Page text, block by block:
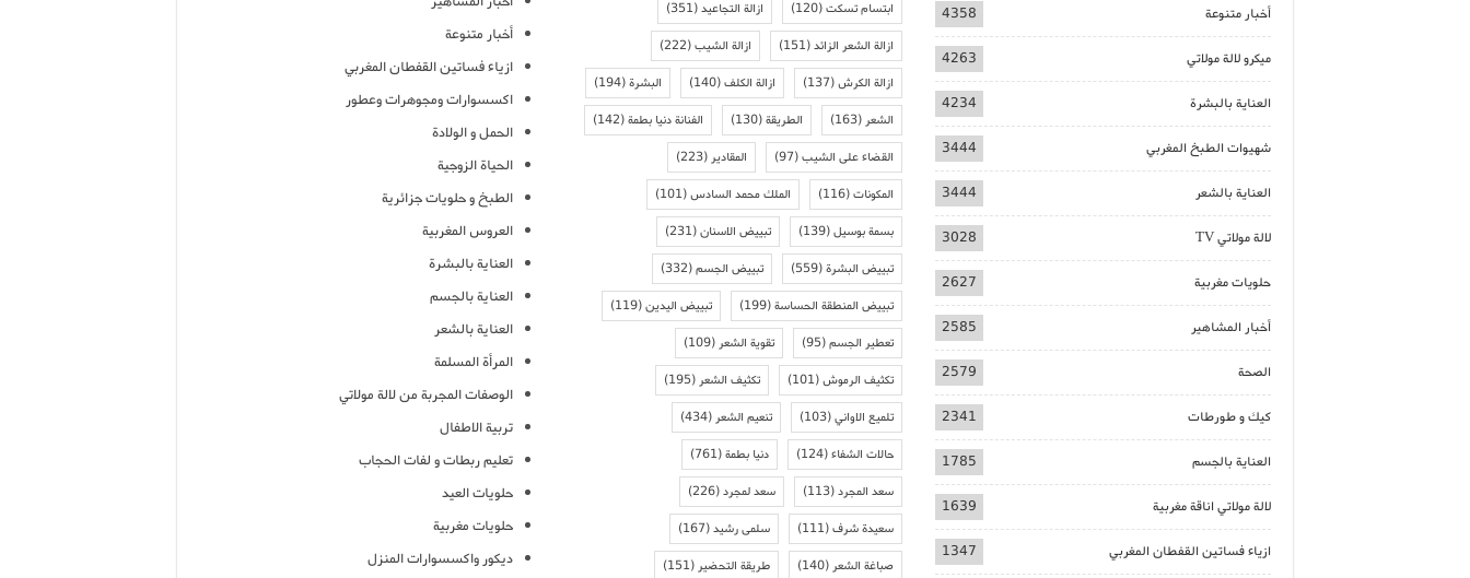
أخبار متنوعة 4358
ميكرو لالة مولاتي 4263
العناية بالبشرة 4234
شهيوات الطبخ المغربي 3444
العناية بالشعر 3444
لالة مولاتي TV 3028
حلويات مغربية 2627
أخبار المشاهير 2585
الصحة 2579
كيك و طورطات 2341
العناية بالجسم 1785
لالة مولاتي اناقة مغربية 1639
ازياء فساتين القفطان المغربي 1347
ابتسام تسكت(120) ازالة التجاعيد(351)
ازالة الشعر الزائد(151) ازالة الشيب(222)
ازالة الكرش(137) ازالة الكلف(140) البشرة(194)
الشعر(163) الطريقة(130) الفنانة دنيا بطمة(142)
القضاء على الشيب(97) المقادير(223)
المكونات(116) الملك محمد السادس(101)
بسمة بوسيل(139) تبييض الاسنان(231)
تبييض البشرة(559) تبييض الجسم(332)
تبييض المنطقة الحساسة(199) تبييض اليدين(119)
تعطير الجسم(95) تقوية الشعر(109)
تكثيف الرموش(101) تكثيف الشعر(195)
تلميع الاواني(103) تنعيم الشعر(434)
حالات الشفاء(124) دنيا بطمة(761)
سعد المجرد(113) سعد لمجرد(226)
سعيدة شرف(111) سلمى رشيد(167)
صباغة الشعر(140) طريقة التحضير(151)
أخبار متنوعة
ازياء فساتين القفطان المغربي
اكسسوارات ومجوهرات وعطور
الحمل و الولادة
الحياة الزوجية
الطبخ و حلويات جزائرية
العروس المغربية
العناية بالبشرة
العناية بالجسم
العناية بالشعر
المرأة المسلمة
الوصفات المجربة من لالة مولاتي
تربية الاطفال
تعليم ربطات و لفات الحجاب
حلويات العيد
حلويات مغربية
ديكور واكسسوارات المنزل